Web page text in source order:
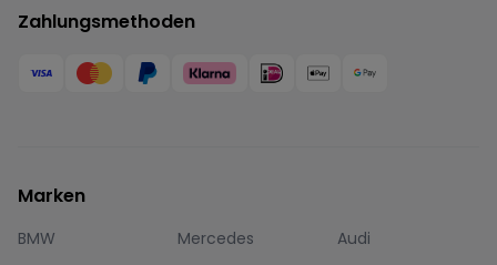
Zahlungsmethoden
Marken
BMW Mercedes
Audi